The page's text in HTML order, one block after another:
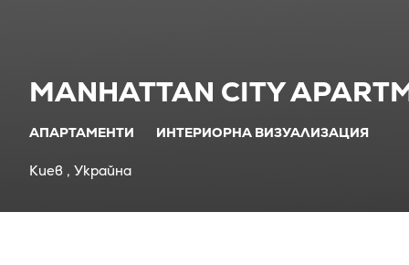
MANHATTAN CITY
АПАРТАМЕНТИ ИНТЕРИОРНА ВИЗУАЛИЗАЦИЯ
Киев , Украйна